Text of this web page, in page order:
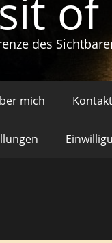
des
mich Kontakt